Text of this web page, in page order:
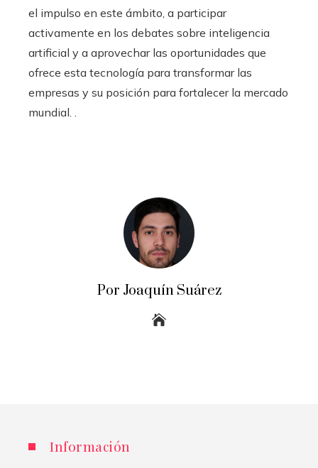
el impulso en este ámbito, a participar
activamente en los debates sobre inteligencia
artificial y a aprovechar las oportunidades que
ofrece esta tecnología para transformar las
empresas y su posición para fortalecer la mercado
mundial. .
Por Joaquín Suárez
Información